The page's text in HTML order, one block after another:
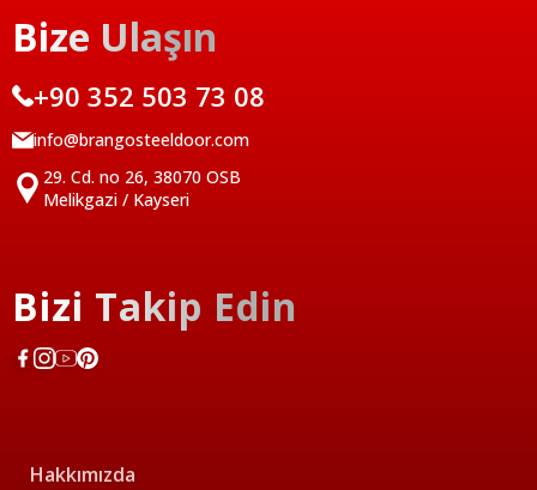
Bize Ulaşın
+90 352 503 73 08
info@brangosteeldoor.com
29. Cd. no 26, 38070 OSB
Melikgazi / Kayseri
Bizi Takip Edin
Hakkımızda